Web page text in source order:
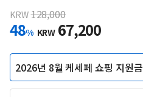
KRW 128,000
48% KRW 67,200
2026년 8월 케세페 쇼핑 지원금